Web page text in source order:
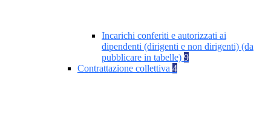
Incarichi conferiti e autorizzati ai
dipendenti (dirigenti e non dirigenti) (da
pubblicare in tabelle) 9
Contrattazione collettiva 4